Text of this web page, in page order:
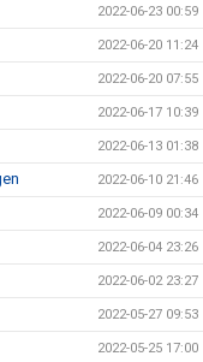
2022-06-23 00:59
2022-06-20 11:24
2022-06-20 07:55
2022-06-17 10:39
2022-06-13 01:38
2022-06-10 21:46
2022-06-09 00:34
2022-06-04 23:26
2022-06-02 23:27
2022-05-27 09:53
2022-05-25 17:00